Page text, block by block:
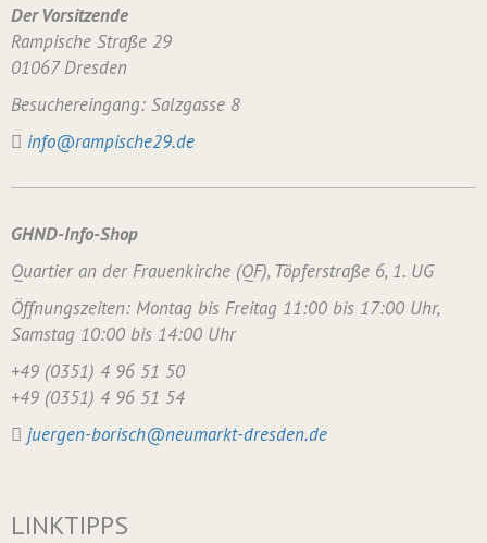
Der Vorsitzende
Rampische Straße 29
01067 Dresden
Besuchereingang: Salzgasse 8
info@rampische29.de
GHND-Info-Shop
Quartier an der Frauenkirche (QF), Töpferstraße 6, 1. UG
Öffnungszeiten: Montag bis Freitag 11:00 bis 17:00 Uhr,
Samstag 10:00 bis 14:00 Uhr
+49 (0351) 4 96 51 50
+49 (0351) 4 96 51 54
juergen-borisch@neumarkt-dresden.de
LINKTIPPS